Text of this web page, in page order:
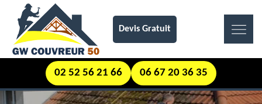
Devis Gratuit
02 52 56 21 66 06 67 20 36 35